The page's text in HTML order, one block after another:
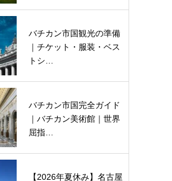
バチカン市国観光の準備
｜チケット・服装・ベス
トシ…
バチカン市国完全ガイド
｜バチカン美術館｜世界
屈指…
【2026年夏休み】名古屋